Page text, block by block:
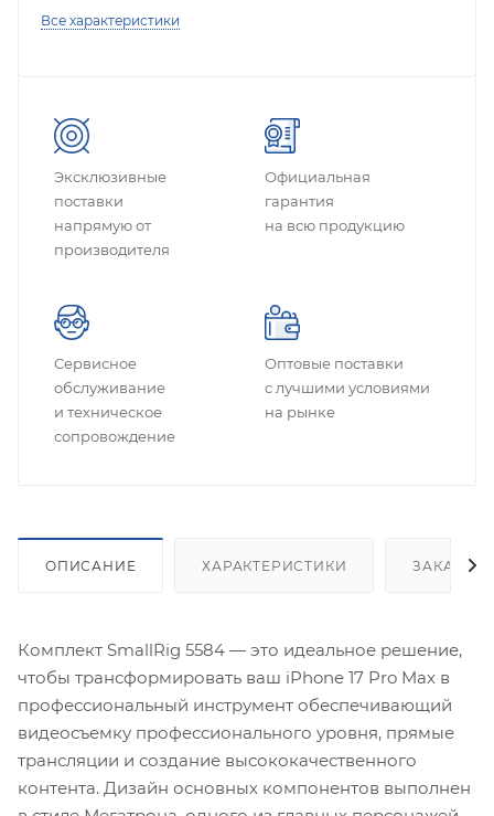
Все характеристики
Эксклюзивные
поставки
напрямую от
производителя
Официальная
гарантия
на всю продукцию
Сервисное
обслуживание
и техническое
сопровождение
Оптовые поставки
с лучшими условиями
на рынке
ОПИСАНИЕ ХАРАКТЕРИСТИКИ
Комплект SmallRig 5584 — это идеальное решение,
чтобы трансформировать ваш iPhone 17 Pro Max в
профессиональный инструмент обеспечивающий
видеосъемку профессионального уровня, прямые
трансляции и создание высококачественного
контента. Дизайн основных компонентов выполнен